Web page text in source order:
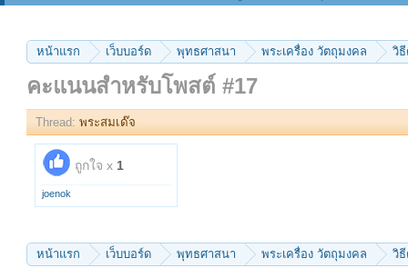
หน้าแรก เว็บบอร์ด พุทธศาสนา พระเครื่อง วัตถุมงคล วิธี
คะแนนสำหรับโพสต์ #17
Thread: พระสมเด๊จ
ถูกใจ x 1
joenok
หน้าแรก เว็บบอร์ด พุทธศาสนา พระเครื่อง วัตถุมงคล วิธี